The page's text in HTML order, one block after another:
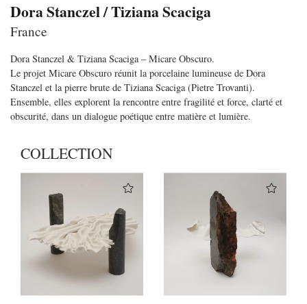
Dora Stanczel / Tiziana Scaciga
France
Dora Stanczel & Tiziana Scaciga – Micare Obscuro.
Le projet Micare Obscuro réunit la porcelaine lumineuse de Dora
Stanczel et la pierre brute de Tiziana Scaciga(Pietre Trovanti).
Ensemble, elles explorent la rencontre entre fragilité et force, clarté et
obscurité, dans un dialogue poétique entre matière et lumière.
COLLECTION